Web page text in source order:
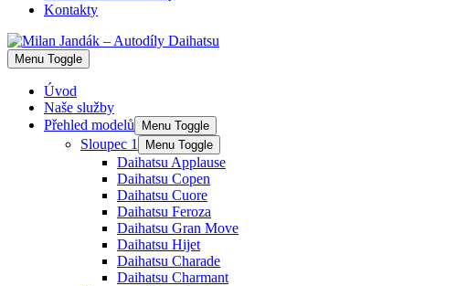
Kontakty
Menu Toggle
Úvod
Naše služby
Přehled modelů
Menu Toggle
Sloupec 1 Menu Toggle
Daihatsu Applause
Daihatsu Copen
Daihatsu Cuore
Daihatsu Feroza
Daihatsu Gran Move
Daihatsu Hijet
Daihatsu Charade
Daihatsu Charmant